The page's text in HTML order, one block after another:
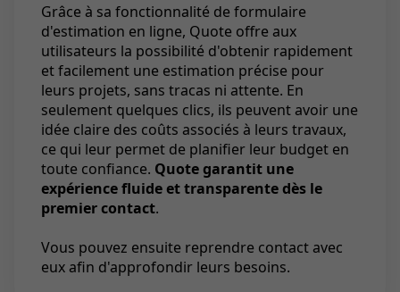
Grâce à sa fonctionnalité de formulaire
d'estimation en ligne, Quote offre aux
utilisateurs la possibilité d'obtenir rapidement
et facilement une estimation précise pour
leurs projets, sans tracas ni attente. En
seulement quelques clics, ils peuvent avoir une
idée claire des coûts associés à leurs travaux,
ce qui leur permet de planifier leur budget en
toute confiance. Quote garantit une
expérience fluide et transparente dès le
premier contact.
Vous pouvez ensuite reprendre contact avec
eux afin d'approfondir leurs besoins.